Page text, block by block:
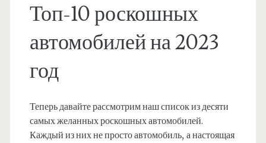
Топ-10 роскошных
автомобилей на 2023
год
Теперь давайте рассмотрим наш список из десяти
самых желанных роскошных автомобилей.
Каждый из них не просто автомобиль, а настоящая